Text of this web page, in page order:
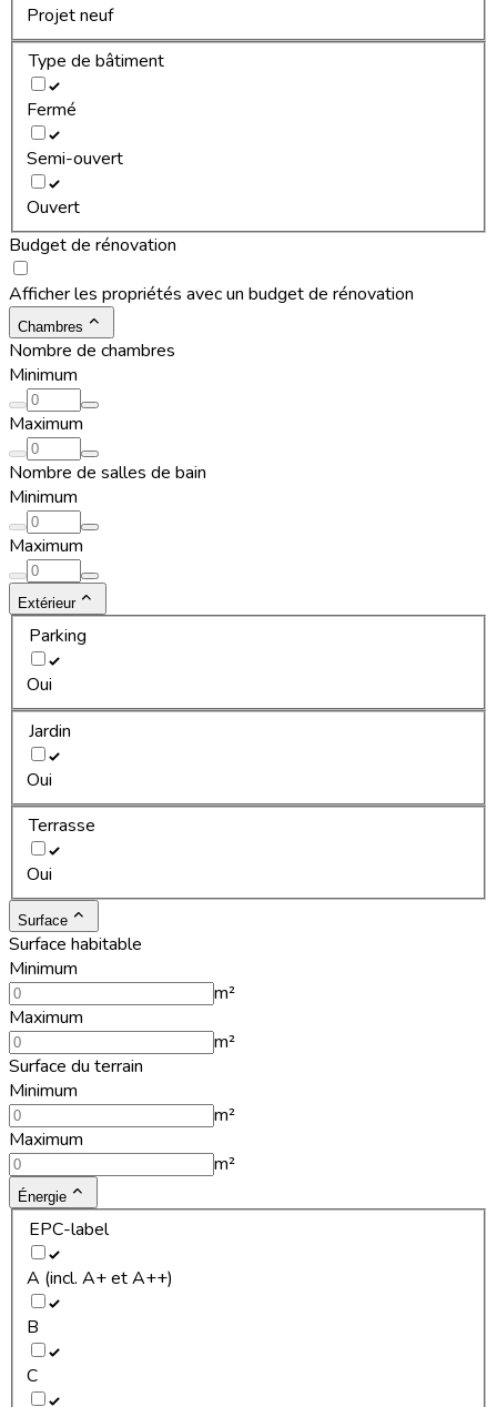
Projet neuf
Type de bâtiment
Fermé
Semi-ouvert
Ouvert
Budget de rénovation
Afficher les propriétés avec un budget de rénovation
Chambres
Nombre de chambres
Minimum
Maximum
Nombre de salles de bain
Minimum
Maximum
Extérieur
Parking
Oui
Jardin
Oui
Terrasse
Oui
Surface
Surface habitable
Minimum
m²
Maximum
m²
Surface du terrain
Minimum
m²
Maximum
m²
Énergie
EPC-label
A (incl. A+ et A++)
B
C